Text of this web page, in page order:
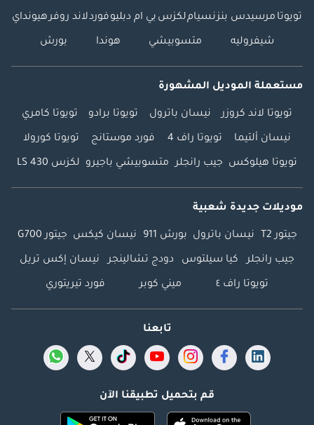
تويوتا مرسيدس بنزنسياملكزس بي ام دبليوفوردلاند روفرهيونداي
شيفروليه متسوبيشي هوندا بورش
مستعملة الموديل المشهورة
تويوتا لاند كروزر نيسان باترول تويوتا برادو تويوتا كامري
نيسان ألتيما تويوتا راف 4 فورد موستانج تويوتا كورولا
تويوتا هيلوكس جيب رانجلر متسوبيشي باجيرو لكزس LS 430
موديلات جديدة شعبية
جيتور T2 نيسان باترول بورش 911 نيسان كيكس جيتور G700
جيب رانجلر كيا سيلتوس دودج تشالينجر نيسان إكس تريل
تويوتا راف ٤ ميني كوبر فورد تيريتوري
تابعنا
قم بتحميل تطبيقنا الآن